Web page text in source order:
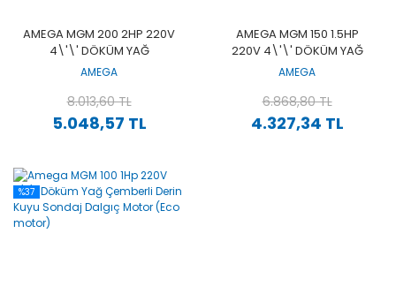
AMEGA MGM 200 2HP 220V
4\'\' DÖKÜM YAĞ
ÇEMBERLI DERIN KUYU
(ECO MOTOR)
AMEGA
5.048,57 TL
8.013,60 TL
AMEGA MGM 150 1.5HP
220V 4\'\' DÖKÜM YAĞ
ÇEMBERLI DERIN KUYU
(ECO MOTOR)
AMEGA
4.327,34 TL
6.868,80 TL
%37